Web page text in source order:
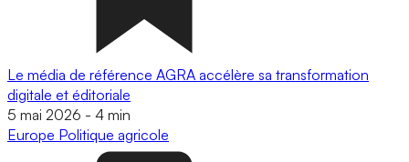
Le média de référence AGRA accélère sa transformation
digitale et éditoriale
5 mai 2026 - 4 min
Europe Politique agricole